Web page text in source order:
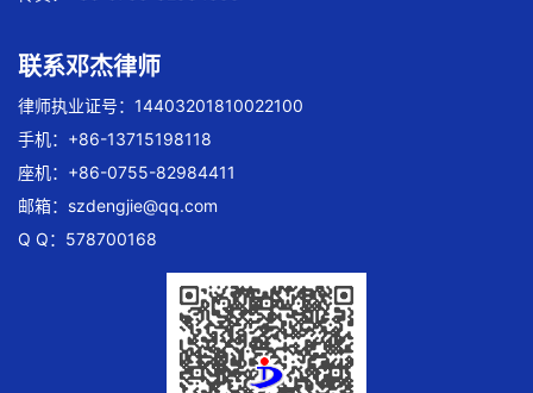
联系邓杰律师
律师执业证号：14403201810022100
手机：+86-13715198118
座机：+86-0755-82984411
邮箱： szdengjie@qq.com
Q Q：578700168